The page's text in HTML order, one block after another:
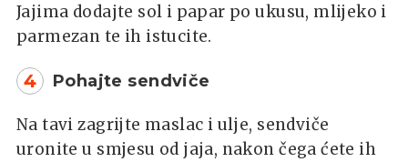
Jajima dodajte sol i papar po ukusu, mlijeko i
parmezan te ih istucite.
4 Pohajte sendviče
Na tavi zagrijte maslac i ulje, sendviče
uronite u smjesu od jaja, nakon čega ćete ih